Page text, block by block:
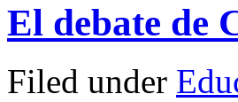
El debate de
Filed under